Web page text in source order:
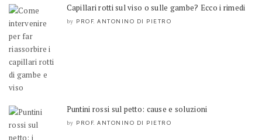
Capillari rotti sul viso o sulle gambe? Ecco i rimedi
by PROF. ANTONINO DI PIETRO
Puntini rossi sul petto: cause e soluzioni
by PROF. ANTONINO DI PIETRO